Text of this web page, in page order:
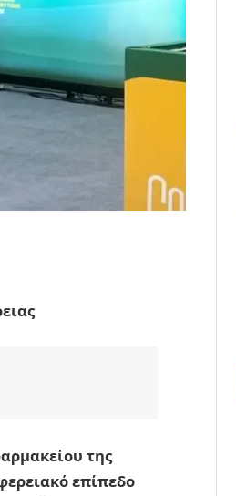
της
επίπεδο